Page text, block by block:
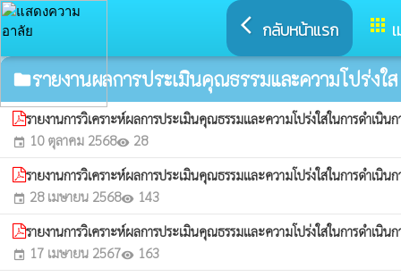
arrow_back_ios กลับหน้าแรก apps
folderรายงานผลการประเมินคุณธรรมและความโปร่งใส
รายงานการวิเคราะห์ผลการประเมินคุณธรรมและความโปร่งใสในการดำเ
event 10 ตุลาคม 2568visibility 28
รายงานการวิเคราะห์ผลการประเมินคุณธรรมและความโปร่งใสในการดำเ
event 28 เมษายน 2568visibility 143
รายงานการวิเคราะห์ผลการประเมินคุณธรรมและความโปร่งใสในการดำเ
event 17 เมษายน 2567visibility 163